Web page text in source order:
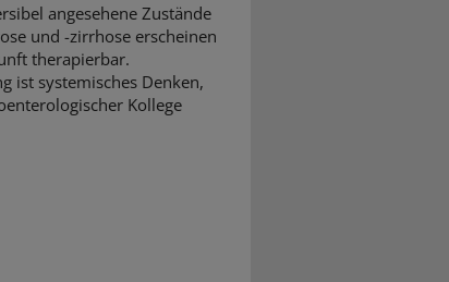
angesehene Zustände
und -zirrhose erscheinen
therapierbar.
ist systemisches Denken,
Kollege